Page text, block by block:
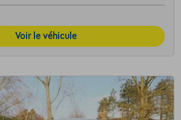
Voir le véhicule